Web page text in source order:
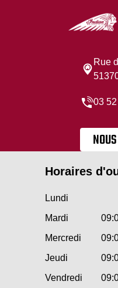
Rue
03
Horaires
Lundi
Mardi
Mercredi
Jeudi
Vendredi